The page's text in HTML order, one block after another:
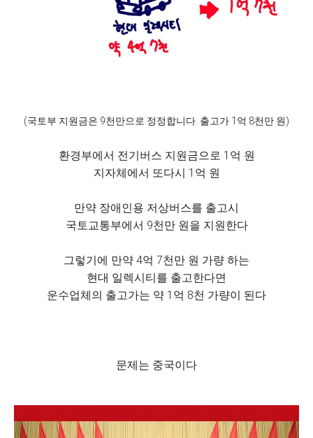
(국토부 지원금은 9천만으로 정정합니다. 출고가 1억 8천만 원)
환경부에서 전기버스 지원금으로 1억 원
지자체에서 또다시 1억 원
만약 장애인용 저상버스를 출고시
국토교통부에서 9천만 원을 지원한다
그렇기에 만약 4억 7천만 원 가량 하는
현대 일렉시티를 출고한다면
운수업체의 출고가는 약 1억 8천 가량이 된다
문제는 중국이다